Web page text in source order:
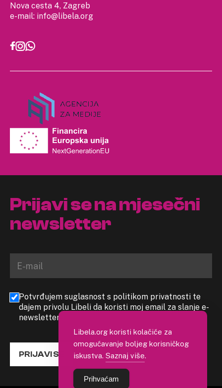
Nova cesta 4, Zagreb
e-mail: info@libela.org
Prijavi se na mjesečni
newsletter
Potvrđujem suglasnost s politikom privatnosti te
dajem privolu Libeli da koristi moj email za slanje e-
newslettera
PRIJAVI SE
Libela.org koristi kolačiće za
omogućavanje boljeg korisničkog
iskustva. Saznaj više.
Prihvaćam